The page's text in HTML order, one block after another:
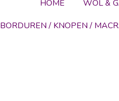
HOME WOL &
BORDUREN / KNOPEN /